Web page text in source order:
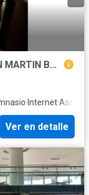
VENTA APARTAMENTO EDIFICIO SAN MARTIN BOCAGRANDE CARTAGENA
· Internet·
Ver en detalle